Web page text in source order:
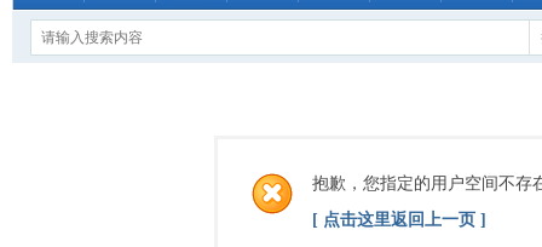
抱歉，您指定的用户空间不存
[ 点击这里返回上一页 ]